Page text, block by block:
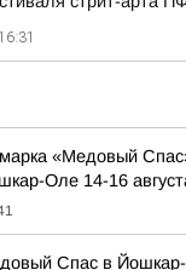
16:31
«Медовый
Оле 14-16
Спас в